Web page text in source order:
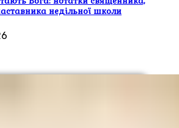
недільної школи